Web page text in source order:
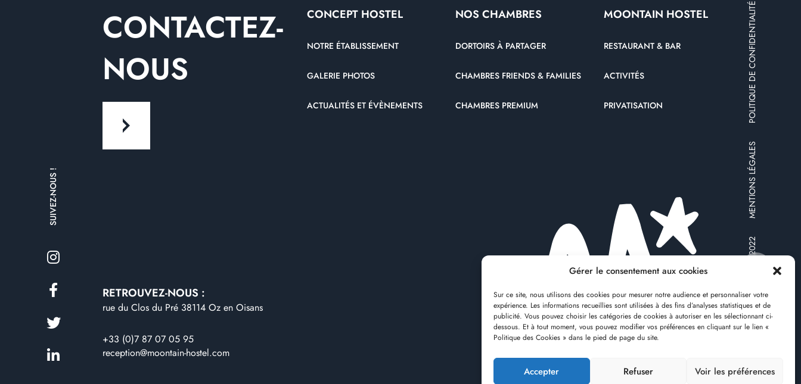
Gérer le consentement aux cookies
Sur ce site, nous utilisons des cookies pour mesurer notre audience et personnaliser votre
expérience. Les informations recueillies sont utilisées à des fins d’analyses statistiques et de
publicité. Vous pouvez choisir les catégories de cookies à autoriser en les sélectionnant ci-
dessous. Et à tout moment, vous pouvez modifier vos préférences en cliquant sur le lien «
Politique des Cookies » dans le pied de page du site.
Accepter Refuser Voir les préférences
RÉSERVER
CONTACTEZ-
NOUS
CONCEPT HOSTEL
NOTRE ÉTABLISSEMENT
GALERIE PHOTOS
ACTUALITÉS ET ÉVÈNEMENTS
NOS CHAMBRES
DORTOIRS À PARTAGER
CHAMBRES FRIENDS & FAMILIES
CHAMBRES PREMIUM
MOONTAIN HOSTEL
RESTAURANT & BAR
ACTIVITÉS
PRIVATISATION
RETROUVEZ-NOUS :
rue du Clos du Pré 38114 Oz en Oisans
+33 (0)7 87 07 05 95
reception@moontain-hostel.com
SUIVEZ-NOUS !
© MOONTAIN-HOSTEL 2022
MENTIONS LÉGALES
POLITIQUE DE CONFIDENTIALITÉ